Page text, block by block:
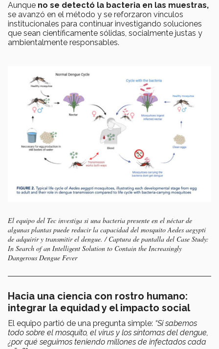
Aunque no se detectó la bacteria en las muestras,
se avanzó en el método y se reforzaron vínculos
institucionales para continuar investigando soluciones
que sean científicamente sólidas, socialmente justas y
ambientalmente responsables.
El equipo del Tec investiga si una bacteria presente en el néctar de
algunas plantas puede reducir la capacidad del mosquitoAedes aegypti
de adquirir y transmitir el dengue. / Captura de pantalla del Case Study:
In Search of an Intelligent Solution to Contain the Increasingly
Dangerous Dengue Fever
Hacia una ciencia con rostro humano:
integrar la equidad y el impacto social
El equipo partió de una pregunta simple: “Si sabemos
todo sobre el mosquito, el virus y los síntomas del dengue,
¿por qué seguimos teniendo millones de infectados cada